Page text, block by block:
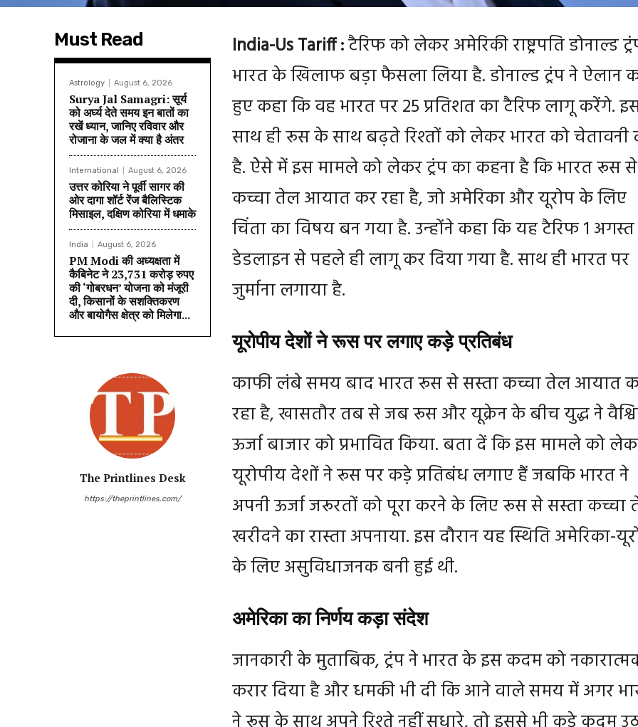
Must Read
Astrology August 6, 2026
Surya Jal Samagri: सूर्य
को अर्घ्य देते समय इन बातों का
रखें ध्यान, जानिए रविवार और
रोजाना के जल में क्या है अंतर
International August 6, 2026
उत्तर कोरिया ने पूर्वी सागर की
ओर दागा शॉर्ट रेंज बैलिस्टिक
मिसाइल, दक्षिण कोरिया में धमाके
India August 6, 2026
PM Modi की अध्यक्षता में
कैबिनेट ने 23,731 करोड़ रुपए
की ‘गोबरधन’ योजना को मंजूरी
दी, किसानों के सशक्तिकरण
और बायोगैस क्षेत्र को मिलेगा...
The Printlines Desk
https://theprintlines.com/
India-Us Tariff :टैरिफ को लेकर अमेरिकी राष्ट्रपति डोनाल्ड
भारत के खिलाफ बड़ा फैसला लिया है. डोनाल्‍ड ट्रंप ने ऐलान
हुए कहा कि वह भारत पर 25 प्रतिशत का टैरिफ लागू करेंगे.
साथ ही रूस के साथ बढ़ते रिश्तों को लेकर भारत को चेतावनी
है. ऐेसे में इस मामले को लेकर ट्रंप का कहना है कि भारत रूस से
कच्चा तेल आयात कर रहा है, जो अमेरिका और यूरोप के लिए
चिंता का विषय बन गया है. उन्‍होंने कहा कि यह टैरिफ 1
डेडलाइन से पहले ही लागू कर दिया गया है. साथ ही भारत पर
जुर्माना लगाया है.
यूरोपीय देशों ने रूस पर लगाए कड़े प्रतिबंध
काफी लंबे समय बाद भारत रूस से सस्ता कच्चा तेल आयात
रहा है, खासतौर तब से जब रूस और यूक्रेन के बीच युद्ध ने
ऊर्जा बाजार को प्रभावित किया. बता दें कि इस मामले को
यूरोपीय देशों ने रूस पर कड़े प्रतिबंध लगाए हैं जबकि भारत ने
अपनी ऊर्जा जरूरतों को पूरा करने के लिए रूस से सस्ता कच्चा
खरीदने का रास्ता अपनाया. इस दौरान यह स्थिति अमेरिका-
के लिए असुविधाजनक बनी हुई थी.
अमेरिका का निर्णय कड़ा संदेश
जानकारी के मुताबिक, ट्रंप ने भारत के इस कदम को
करार दिया है और धमकी भी दी कि आने वाले समय में अगर